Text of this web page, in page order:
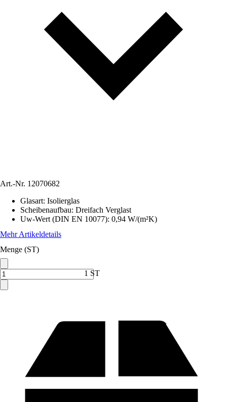
Art.-Nr. 12070682
Glasart: Isolierglas
Scheibenaufbau: Dreifach Verglast
Uw-Wert (DIN EN 10077): 0,94 W/(m²K)
Mehr Artikeldetails
Menge (ST)
1 ST